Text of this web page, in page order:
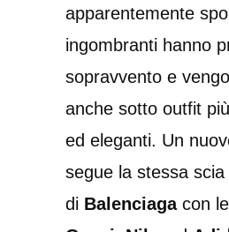
apparentemente
ingombranti hanno
sopravvento e
anche sotto outfit
ed eleganti. Un
segue la stessa
di Balenciagacon le